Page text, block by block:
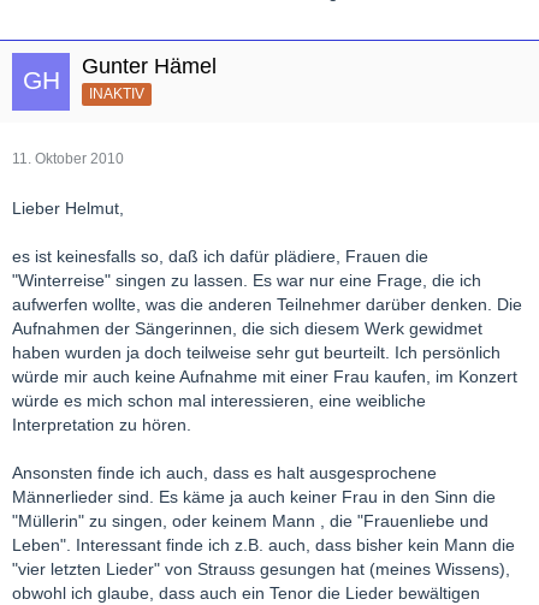
Gunter Hämel
INAKTIV
11. Oktober 2010
Lieber Helmut,
es ist keinesfalls so, daß ich dafür plädiere, Frauen die
"Winterreise" singen zu lassen. Es war nur eine Frage, die ich
aufwerfen wollte, was die anderen Teilnehmer darüber denken. Die
Aufnahmen der Sängerinnen, die sich diesem Werk gewidmet
haben wurden ja doch teilweise sehr gut beurteilt. Ich persönlich
würde mir auch keine Aufnahme mit einer Frau kaufen, im Konzert
würde es mich schon mal interessieren, eine weibliche
Interpretation zu hören.
Ansonsten finde ich auch, dass es halt ausgesprochene
Männerlieder sind. Es käme ja auch keiner Frau in den Sinn die
"Müllerin" zu singen, oder keinem Mann , die "Frauenliebe und
Leben". Interessant finde ich z.B. auch, dass bisher kein Mann die
"vier letzten Lieder" von Strauss gesungen hat (meines Wissens),
obwohl ich glaube, dass auch ein Tenor die Lieder bewältigen